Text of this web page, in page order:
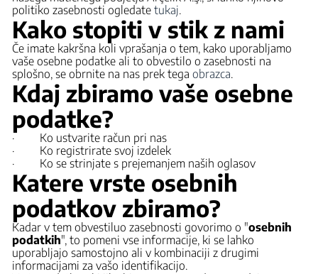
politiko zasebnosti ogledate tukaj.
Kako stopiti v stik z nami
Če imate kakršna koli vprašanja o tem, kako uporabljamo
vaše osebne podatke ali to obvestilo o zasebnosti na
splošno, se obrnite na nas prek tega obrazca.
Kdaj zbiramo vaše osebne
podatke?
· Ko ustvarite račun pri nas
· Ko registrirate svoj izdelek
· Ko se strinjate s prejemanjem naših oglasov
Katere vrste osebnih
podatkov zbiramo?
Kadar v tem obvestiluo zasebnosti govorimo o "osebnih
podatkih", to pomeni vse informacije, ki se lahko
uporabljajo samostojno ali v kombinaciji z drugimi
informacijami za vašo identifikacijo.